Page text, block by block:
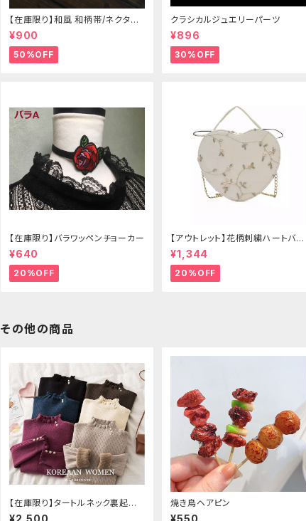
【在庫限り】和風 和柄帯/ネクタイ/
リボン（狐面/金魚
¥900
50%OFF
クラシカルジュエリーパーツ
¥896
30%OFF
【在庫限り】バラワッペンチョーカー
¥640
20%OFF
【アウトレット】花柄刺繍ハートバッ
グ
¥1,344
20%OFF
その他の商品
【在庫限り】タートルネック裏起毛
セーター
¥2,500
焼き鳥ヘアピン
¥550